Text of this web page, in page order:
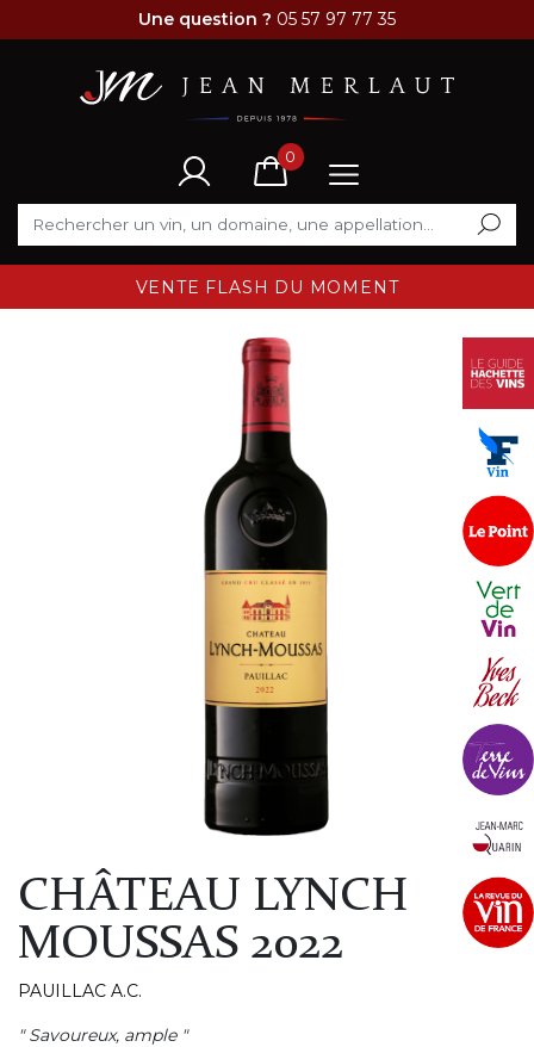
Une question ? 05 57 97 77 35
0
VENTE FLASH DU MOMENT
CHÂTEAU LYNCH
MOUSSAS 2022
PAUILLAC A.C.
" Savoureux, ample "